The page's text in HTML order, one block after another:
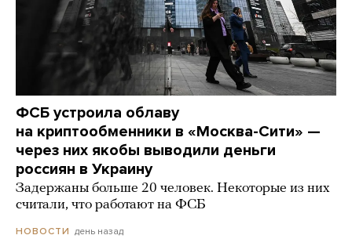
ФСБ устроила облаву
на криптообменники в «Москва-Сити» —
через них якобы выводили деньги
россиян в Украину
Задержаны больше 20 человек. Некоторые из них
считали, что работают на ФСБ
НОВОСТИ день назад